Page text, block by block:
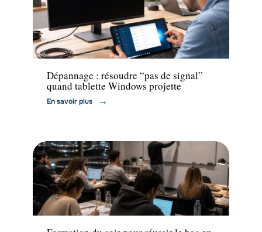
Formation
Dépannage : résoudre “pas de signal”
quand tablette Windows projette
En savoir plus
Formation